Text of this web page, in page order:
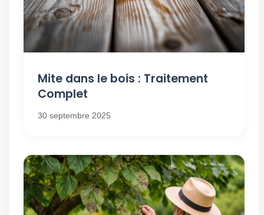
Mite dans le bois : Traitement
Complet
30 septembre 2025